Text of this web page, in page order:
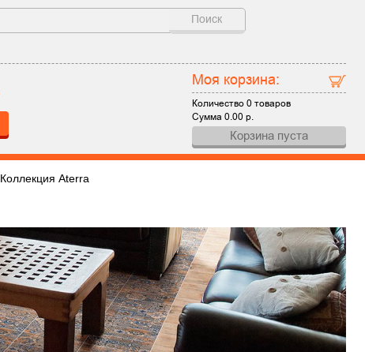
Поиск
Моя корзина:
Количество0 товаров
Сумма0.00 р.
Корзина пуста
Коллекция Aterra